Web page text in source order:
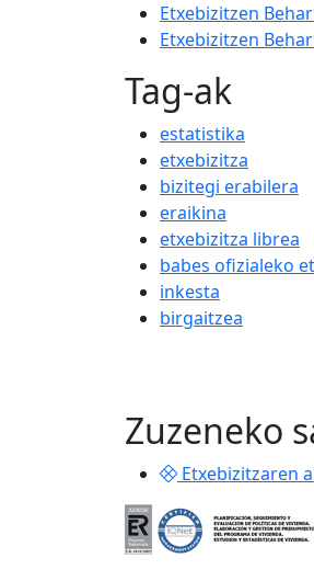
Etxebizitzen
Etxebizitzen
Tag-ak
estatistika
etxebizitza
bizitegi erabilera
eraikina
etxebizitza librea
babes ofizialeko
inkesta
birgaitzea
Zuzeneko
Etxebizitzaren